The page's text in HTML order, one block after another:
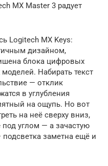
MX Master 3 радует
Logitech MX Keys:
дизайном,
блока цифровых
Набирать текст
— отклик
в углубления
на ощупь. Но вот
на неё сверху вниз,
углом — а зачастую
подсветка заметна ещё и